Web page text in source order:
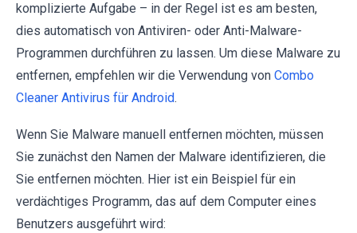
komplizierte Aufgabe – in der Regel ist es am besten,
dies automatisch von Antiviren- oder Anti-Malware-
Programmen durchführen zu lassen. Um diese Malware zu
entfernen, empfehlen wir die Verwendung von Combo
Cleaner Antivirus für Android.
Wenn Sie Malware manuell entfernen möchten, müssen
Sie zunächst den Namen der Malware identifizieren, die
Sie entfernen möchten. Hier ist ein Beispiel für ein
verdächtiges Programm, das auf dem Computer eines
Benutzers ausgeführt wird: